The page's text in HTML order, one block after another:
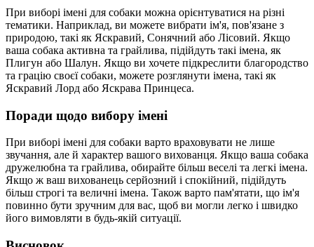
При виборі імені для собаки можна орієнтуватися на різні
тематики. Наприклад, ви можете вибрати ім'я, пов'язане з
природою, такі як Яскравий, Сонячний або Лісовий. Якщо
ваша собака активна та грайлива, підійдуть такі імена, як
Плигун або Шалун. Якщо ви хочете підкреслити благородство
та грацію своєї собаки, можете розглянути імена, такі як
Яскравий Лорд або Яскрава Принцеса.
Поради щодо вибору імені
При виборі імені для собаки варто враховувати не лише
звучання, але й характер вашого вихованця. Якщо ваша собака
дружелюбна та грайлива, обирайте більш веселі та легкі імена.
Якщо ж ваш вихованець серйозний і спокійний, підійдуть
більш строгі та величні імена. Також варто пам'ятати, що ім'я
повинно бути зручним для вас, щоб ви могли легко і швидко
його вимовляти в будь-якій ситуації.